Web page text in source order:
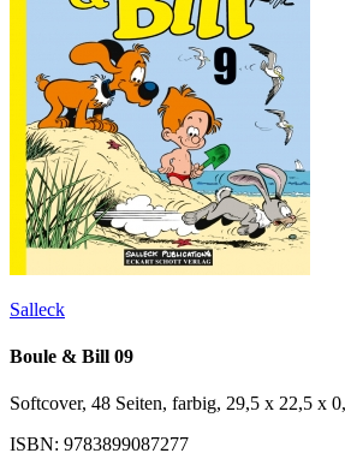
Salleck
Boule & Bill 09
Softcover, 48 Seiten, farbig, 29,5 x 22,5 x
ISBN: 9783899087277